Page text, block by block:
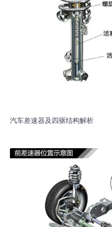
汽车差速器及四驱结构解析